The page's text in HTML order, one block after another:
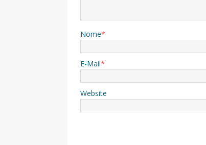
Nome*
E-Mail*
Website